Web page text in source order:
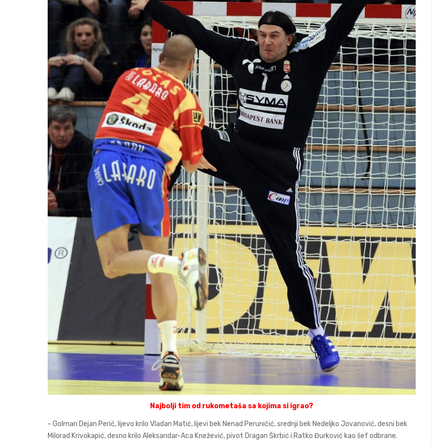
Najbolji tim od rukometaša sa kojima si igrao?
- Golman Dejan Perić, lijevo krilo Vladan Matić, lijevi bek Nenad Peruničić, srednji bek Nedeljko Jovanović, desni bek
Milorad Krivokapić, desno krilo Aleksandar-Aca Knežević, pivot Dragan Škrbić i Ratko Đurković kao šef odbrane.